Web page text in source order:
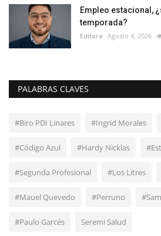
Empleo estacional,
temporada?
Editora Agosto 4, 2026
PALABRAS CLAVES
#Biro PDI Linares #Ingrid Morales
#Código Azul #Hardy Nicklas
#Segunda Profesional #Los Litres
#Mauel Quevedo #Perruno
#Paulo Garcés Seremi Salud